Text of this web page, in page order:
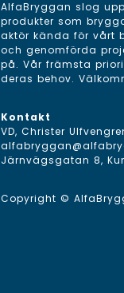
AlfaBryggan slog
produkter som
aktör kända för vårt
och genomförda
på. Vår främsta
deras behov.
Kontakt
VD, Christer
Järnvägsgatan 8,
Copyright ©